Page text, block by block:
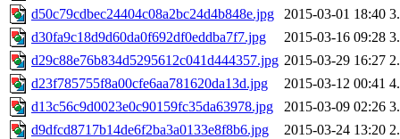
d50c79cdbec24404c08a2bc24d4b848e.jpg
2015-03-01 18:40
d30fa9c18d9d60da0f692df0eddba7f7.jpg
2015-03-16 09:28
d29c88e76b834d5295612c041d444357.jpg 2015-03-29 16:27
d23f785755f8a00cfe6aa781620da13d.jpg
2015-03-12 00:41
d13c56c9d0023e0c90159fc35da63978.jpg
2015-03-09 02:26
d9dfcd8717b14de6f2ba3a0133e8f8b6.jpg
2015-03-24 13:20